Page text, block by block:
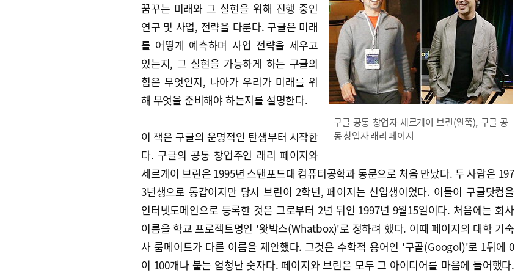
구글 공동 창업자 세르게이 브린(왼쪽), 구글 공
동 창업자 래리 페이지
꿈꾸는 미래와 그 실현을 위해 진행 중인
연구 및 사업, 전략을 다룬다. 구글은 미래
를 어떻게 예측하며 사업 전략을 세우고
있는지, 그 실현을 가능하게 하는 구글의
힘은 무엇인지, 나아가 우리가 미래를 위
해 무엇을 준비해야 하는지를 설명한다.
이 책은 구글의 운명적인 탄생부터 시작한
다. 구글의 공동 창업주인 래리 페이지와
세르게이 브린은 1995년 스탠포드대 컴퓨터공학과 동문으로 처음 만났다. 두 사람은 197
3년생으로 동갑이지만 당시 브린이 2학년, 페이지는 신입생이었다. 이들이 구글닷컴을
인터넷도메인으로 등록한 것은 그로부터 2년 뒤인 1997년 9월15일이다. 처음에는 회사
이름을 학교 프로젝트명인 '왓박스(Whatbox)'로 정하려 했다. 이때 페이지의 대학 기숙
사 룸메이트가 다른 이름을 제안했다. 그것은 수학적 용어인 '구골(Googol)'로 1뒤에 0
이 100개나 붙는 엄청난 숫자다. 페이지와 브린은 모두 그 아이디어를 마음에 들어했다.